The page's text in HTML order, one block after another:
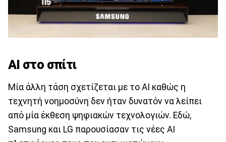
ΑΙ στο σπίτι
Μία άλλη τάση σχετίζεται με το ΑΙ καθώς η
τεχνητή νοημοσύνη δεν ήταν δυνατόν να λείπει
από μία έκθεση ψηφιακών τεχνολογιών. Εδώ,
Samsung και LG παρουσίασαν τις νέες ΑΙ